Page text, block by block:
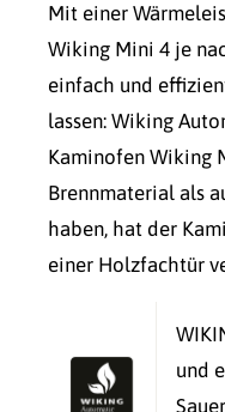
Mit einer
Wiking Mini 4 je
einfach und
lassen: Wiking
Kaminofen Wiking
Brennmaterial als
haben, hat der
einer Holzfachtür
und